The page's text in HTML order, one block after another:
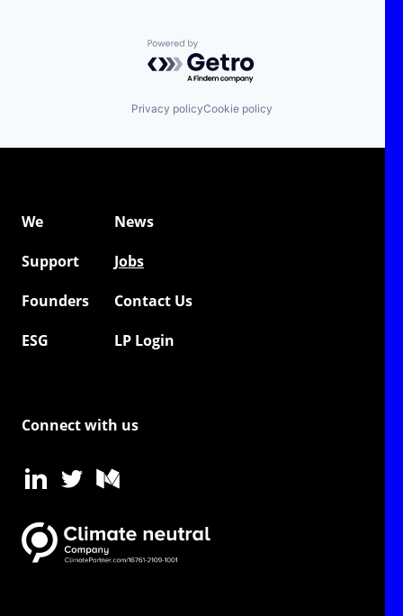
Powered by Getro.com
Privacy policyCookie policy
We
News
Support
Jobs
Founders
Contact Us
ESG
LP Login
Connect with us